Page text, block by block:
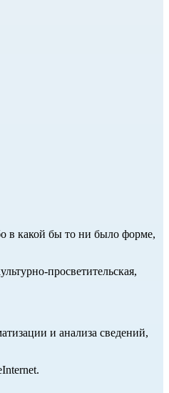
в какой бы то ни было форме,
просветительская,
и анализа сведений,